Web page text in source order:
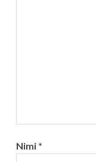
Nimi *